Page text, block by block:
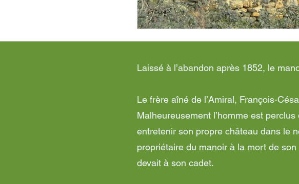
Laissé à l’abandon après 1852, le
Le frère aîné de l’Amiral, François-
Malheureusement l’homme est
entretenir son propre château dans le
propriétaire du manoir à la mort de
devait à son cadet.